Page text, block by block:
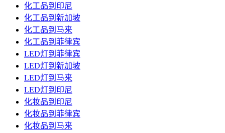
化工品到印尼
化工品到新加坡
化工品到马来
化工品到菲律宾
LED灯到菲律宾
LED灯到新加坡
LED灯到马来
LED灯到印尼
化妆品到印尼
化妆品到菲律宾
化妆品到马来